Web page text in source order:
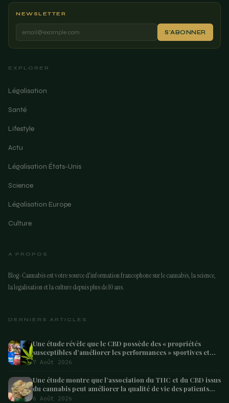
NEWSLETTER
S'ABONNER
EXPLORER
Légalisation
Santé
Lifestyle
Actu
Légalisation États-Unis
Science
Légalisation Europe
Culture
A PROPOS
Blog-Cannabis est votre source d'information francophone sur le cannabis, la science,
la legalisation et la culture depuis plus de 10 ans.
DERNIERS ARTICLES
Une étude révèle que le CBD possède des « propriétés
susceptibles d’améliorer les performances » sportives et
pourrait aider les athlètes à récupérer après l’effort
7 Août 2026
Une étude montre que l’association du THC et du CBD issus
du cannabis peut améliorer la qualité de vie des patients
atteints de démence – Marijuana Moment
6 Août 2026